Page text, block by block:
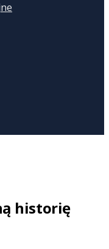
historię